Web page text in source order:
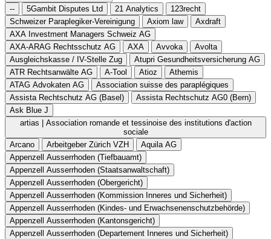
-- 5Gambit Disputes Ltd 21 Analytics
123recht
Schweizer Paraplegiker-Vereinigung
Axiom law
Axdraft
AXA Investment Managers Schweiz AG
AXA-ARAG Rechtsschutz AG
AXA Avvoka
Avolta
Ausgleichskasse / IV-Stelle Zug
Atupri Gesundheitsversicherung AG
ATR Rechtsanwälte AG
A-Tool Atioz
Athemis
ATAG Advokaten AG
Association suisse des paraplégiques
Assista Rechtschutz AG (Basel)
Assista Rechtschutz AG0 (Bern)
Ask Blue J
artias | Association romande et tessinoise des institutions d'action
sociale
Arcano
Arbeitgeber Zürich VZH
Aquila AG
Appenzell Ausserrhoden (Tiefbauamt)
Appenzell Ausserrhoden (Staatsanwaltschaft)
Appenzell Ausserrhoden (Obergericht)
Appenzell Ausserrhoden (Kommission Inneres und Sicherheit)
Appenzell Ausserrhoden (Kindes- und Erwachsenenschutzbehörde)
Appenzell Ausserrhoden (Kantonsgericht)
Appenzell Ausserrhoden (Departement Inneres und Sicherheit)